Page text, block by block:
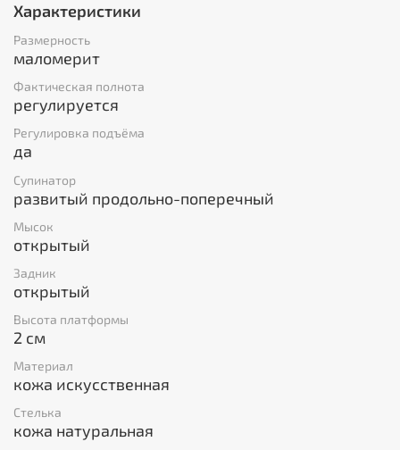
Характеристики
Размерность
маломерит
Фактическая полнота
регулируется
Регулировка подъёма
да
Супинатор
развитый продольно-поперечный
Мысок
открытый
Задник
открытый
Высота платформы
2 см
Материал
кожа искусственная
Стелька
кожа натуральная